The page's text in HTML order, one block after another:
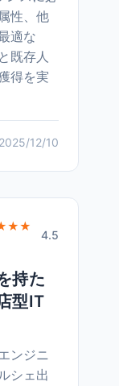
性、他
適な
既存人
得を実
2025/12/10
4.5
持た
型IT
ンジニ
シェ出